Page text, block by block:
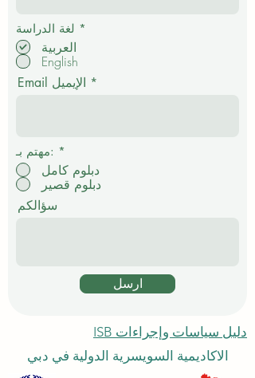
لغة الدراسة *
م
ي
العربية
English
Email الإيميل
مهتم بـ: *
دبلوم كامل
دبلوم قصير
سؤالكم
ارسل
دليل سياسات وإجراءات ISB
الاكاديمية السويسرية الدولية في دبي